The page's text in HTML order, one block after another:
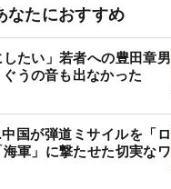
なたにおすすめ
したい」若者への豊田章男
うの音も出なかった
国が弾道ミサイルを「ロ
軍」に撃たせた切実なワ